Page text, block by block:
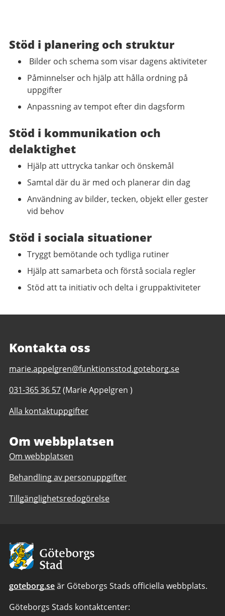
Stöd i planering och struktur
Bilder och schema som visar dagens aktiviteter
Påminnelser och hjälp att hålla ordning på
uppgifter
Anpassning av tempot efter din dagsform
Stöd i kommunikation och
delaktighet
Hjälp att uttrycka tankar och önskemål
Samtal där du är med och planerar din dag
Användning av bilder, tecken, objekt eller gester
vid behov
Stöd i sociala situationer
Tryggt bemötande och tydliga rutiner
Hjälp att samarbeta och förstå sociala regler
Stöd att ta initiativ och delta i gruppaktiviteter
Kontakta oss
E-
till
Storås
Backe,
Stad
marie.appelgren@funktionsstod.goteborg.se
Telefonnummer
Storås
Göteborgs
Stad
031-365 36 57(Marie Appelgren )
Alla kontaktuppgifter
Om webbplatsen
Om webbplatsen
Behandling av personuppgifter
Tillgänglighetsredogörelse
Avsändare:
Göteborgs
Stad
goteborg.seär Göteborgs Stads officiella webbplats.
Göteborgs Stads kontaktcenter: